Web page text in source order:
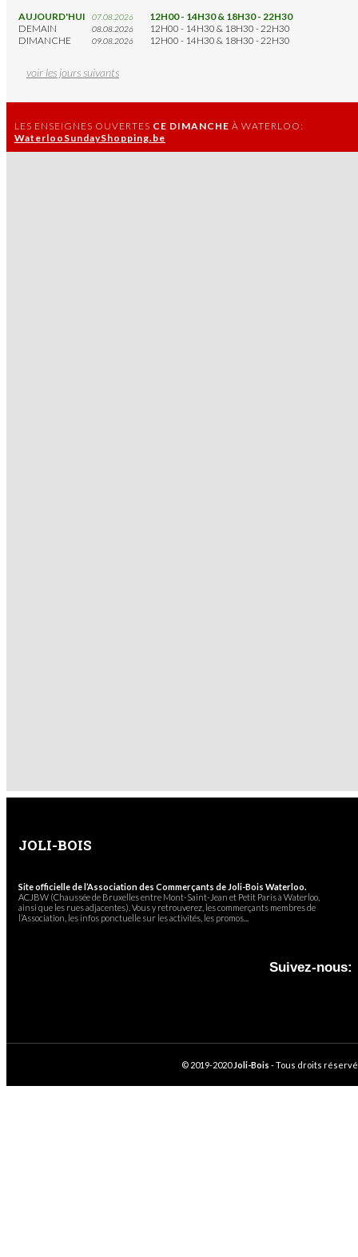
AUJOURD'HUI 07.08.2026
12H00 - 14H30 & 18H30 - 22H30
DEMAIN
08.08.2026
12H00 - 14H30 & 18H30 - 22H30
DIMANCHE
09.08.2026 12H00 - 14H30 & 18H30 - 22H30
voir les jours suivants
LES ENSEIGNES OUVERTES CE DIMANCHE À WATERLOO:
WaterlooSundayShopping.be
JOLI-BOIS
Site officielle de l’Association des Commerçants de Joli-Bois Waterloo.
ACJBW (Chaussée de Bruxelles entre Mont-Saint-Jean et Petit Paris à Waterloo,
ainsi que les rues adjacentes). Vous y retrouverez, les commerçants membres de
l’Association, les infos ponctuelle sur les activités, les promos...
Suivez-nous:
© 2019-2020Joli-Bois - Tous droits